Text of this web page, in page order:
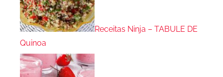
Receitas Ninja – TABULE DE
Quinoa